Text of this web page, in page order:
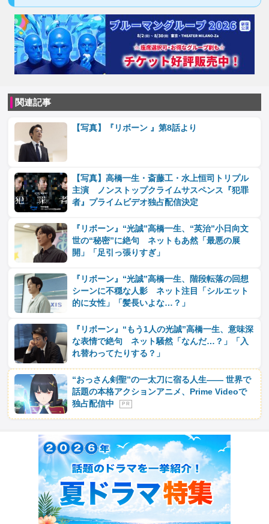
関連記事
【写真】『リボーン 』第8話より
【写真】高橋一生・斎藤工・水上恒司トリプル
主演 ノンストップクライムサスペンス『犯罪
者』プライムビデオ独占配信決定
『リボーン』“光誠”高橋一生、“英治”小日向文
世の“秘密”に絶句 ネットもあ然「最悪の展
開」「足引っ張りすぎ」
『リボーン』“光誠”高橋一生、階段転落の回想
シーンに不穏な人影 ネット注目「シルエット
的に女性」「髪長いよな…？」
『リボーン』“もう1人の光誠”高橋一生、意味深
な表情で絶句 ネット騒然「なんだ…？」「入
れ替わってたりする？」
“おっさん剣聖”の一太刀に宿る人生―― 世界で
話題の本格アクションアニメ、Prime Videoで
独占配信中
P R